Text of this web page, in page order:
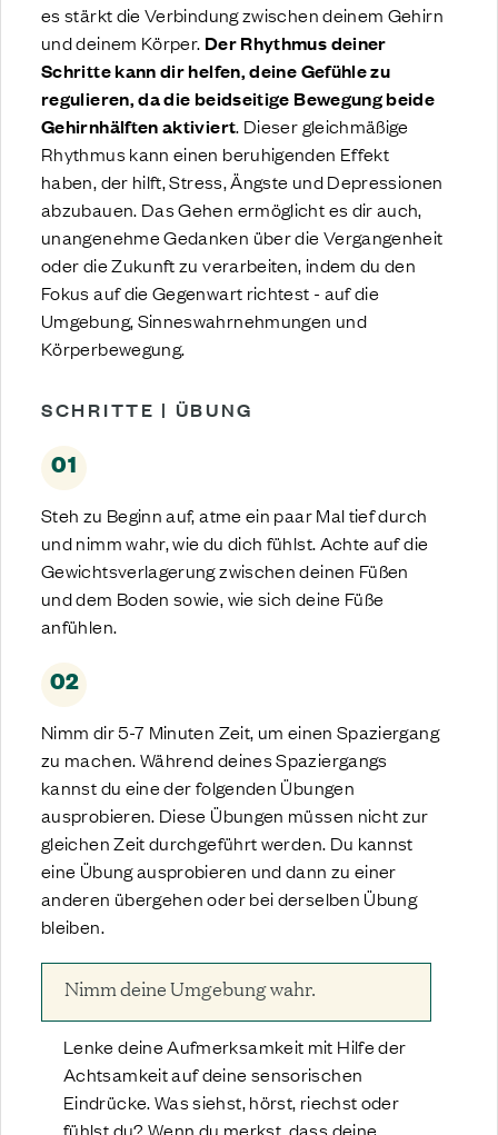
es stärkt die Verbindung zwischen deinem Gehirn
und deinem Körper. Der Rhythmus deiner
Schritte kann dir helfen, deine Gefühle zu
regulieren, da die beidseitige Bewegung beide
Gehirnhälften aktiviert. Dieser gleichmäßige
Rhythmus kann einen beruhigenden Effekt
haben, der hilft, Stress, Ängste und Depressionen
abzubauen. Das Gehen ermöglicht es dir auch,
unangenehme Gedanken über die Vergangenheit
oder die Zukunft zu verarbeiten, indem du den
Fokus auf die Gegenwart richtest - auf die
Umgebung, Sinneswahrnehmungen und
Körperbewegung.
SCHRITTE | ÜBUNG
01
Steh zu Beginn auf, atme ein paar Mal tief durch
und nimm wahr, wie du dich fühlst. Achte auf die
Gewichtsverlagerung zwischen deinen Füßen
und dem Boden sowie, wie sich deine Füße
anfühlen.
02
Nimm dir 5-7 Minuten Zeit, um einen Spaziergang
zu machen. Während deines Spaziergangs
kannst du eine der folgenden Übungen
ausprobieren. Diese Übungen müssen nicht zur
gleichen Zeit durchgeführt werden. Du kannst
eine Übung ausprobieren und dann zu einer
anderen übergehen oder bei derselben Übung
bleiben.
Nimm deine Umgebung wahr.
Lenke deine Aufmerksamkeit mit Hilfe der
Achtsamkeit auf deine sensorischen
Eindrücke. Was siehst, hörst, riechst oder
fühlst du? Wenn du merkst, dass deine